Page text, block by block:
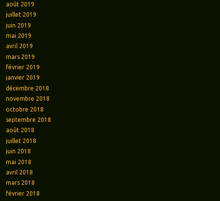
août 2019
juillet 2019
juin 2019
mai 2019
avril 2019
mars 2019
février 2019
janvier 2019
décembre 2018
novembre 2018
octobre 2018
septembre 2018
août 2018
juillet 2018
juin 2018
mai 2018
avril 2018
mars 2018
février 2018